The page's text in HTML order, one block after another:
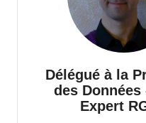
Délégué à la
des Données
Expert